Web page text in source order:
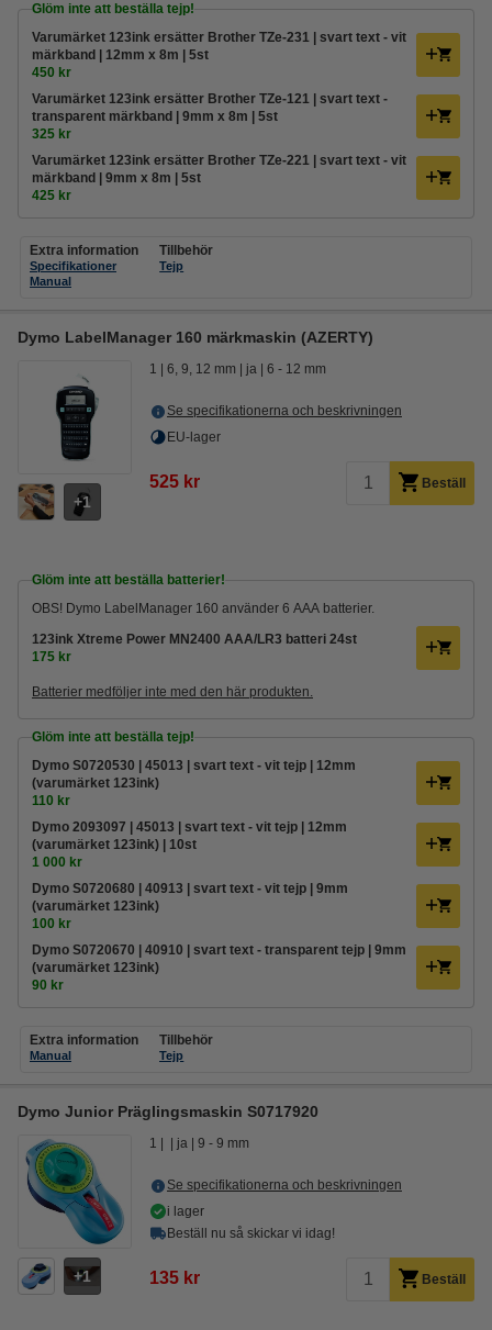
Glöm inte att beställa tejp!
Varumärket 123ink ersätter Brother TZe-231 | svart text - vit
märkband | 12mm x 8m | 5st
450 kr
Varumärket 123ink ersätter Brother TZe-121 | svart text -
transparent märkband | 9mm x 8m | 5st
325 kr
Varumärket 123ink ersätter Brother TZe-221 | svart text - vit
märkband | 9mm x 8m | 5st
425 kr
Extra information
Specifikationer
Manual
Tillbehör
Tejp
Dymo LabelManager 160 märkmaskin (AZERTY)
1
1 6, 9, 12 mm ja 6 - 12 mm
Se specifikationerna och beskrivningen
EU-lager
525 kr Beställ
Glöm inte att beställa batterier!
OBS! Dymo LabelManager 160 använder 6 AAA batterier.
123ink Xtreme Power MN2400 AAA/LR3 batteri 24st
175 kr
Batterier medföljer inte med den här produkten.
Glöm inte att beställa tejp!
Dymo S0720530 | 45013 | svart text - vit tejp | 12mm
(varumärket 123ink)
110 kr
Dymo 2093097 | 45013 | svart text - vit tejp | 12mm
(varumärket 123ink) | 10st
1 000 kr
Dymo S0720680 | 40913 | svart text - vit tejp | 9mm
(varumärket 123ink)
100 kr
Dymo S0720670 | 40910 | svart text - transparent tejp | 9mm
(varumärket 123ink)
90 kr
Extra information
Manual
Tillbehör
Tejp
Dymo Junior Präglingsmaskin S0717920
1
1 ja 9 - 9 mm
Se specifikationerna och beskrivningen
i lager
Beställ nu så skickar vi idag!
135 kr Beställ